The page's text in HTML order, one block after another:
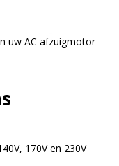
uw AC afzuigmotor
170V en 230V